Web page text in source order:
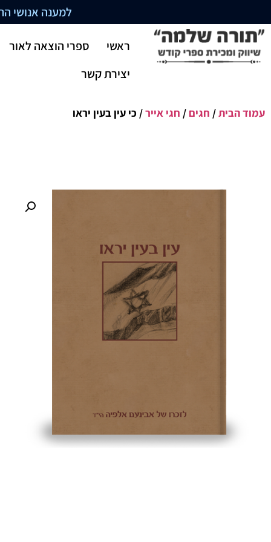
למענה אנושי התקשרו
ראשי
ספרי הוצאה לאור
יצירת קשר
עמוד הבית/ חגים / חגי אייר/ כי עין בעין יראו